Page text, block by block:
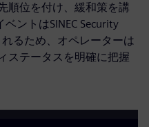
順位を付け、緩和策を講
ントはSINEC Security
るため、オペレーターは
ステータスを明確に把握